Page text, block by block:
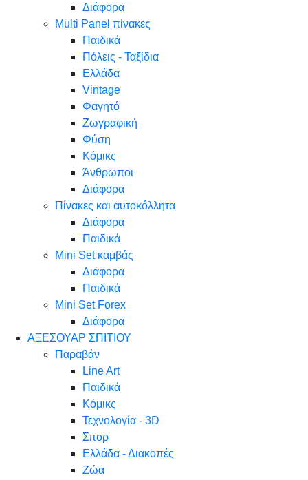
Διάφορα
Multi Panel πίνακες
Παιδικά
Πόλεις - Ταξίδια
Ελλάδα
Vintage
Φαγητό
Ζωγραφική
Φύση
Κόμικς
Άνθρωποι
Διάφορα
Πίνακες και αυτοκόλλητα
Διάφορα
Παιδικά
Mini Set καμβάς
Διάφορα
Παιδικά
Mini Set Forex
Διάφορα
ΑΞΕΣΟΥΑΡ ΣΠΙΤΙΟΥ
Παραβάν
Line Art
Παιδικά
Κόμικς
Τεχνολογία - 3D
Σπορ
Ελλάδα - Διακοπές
Ζώα